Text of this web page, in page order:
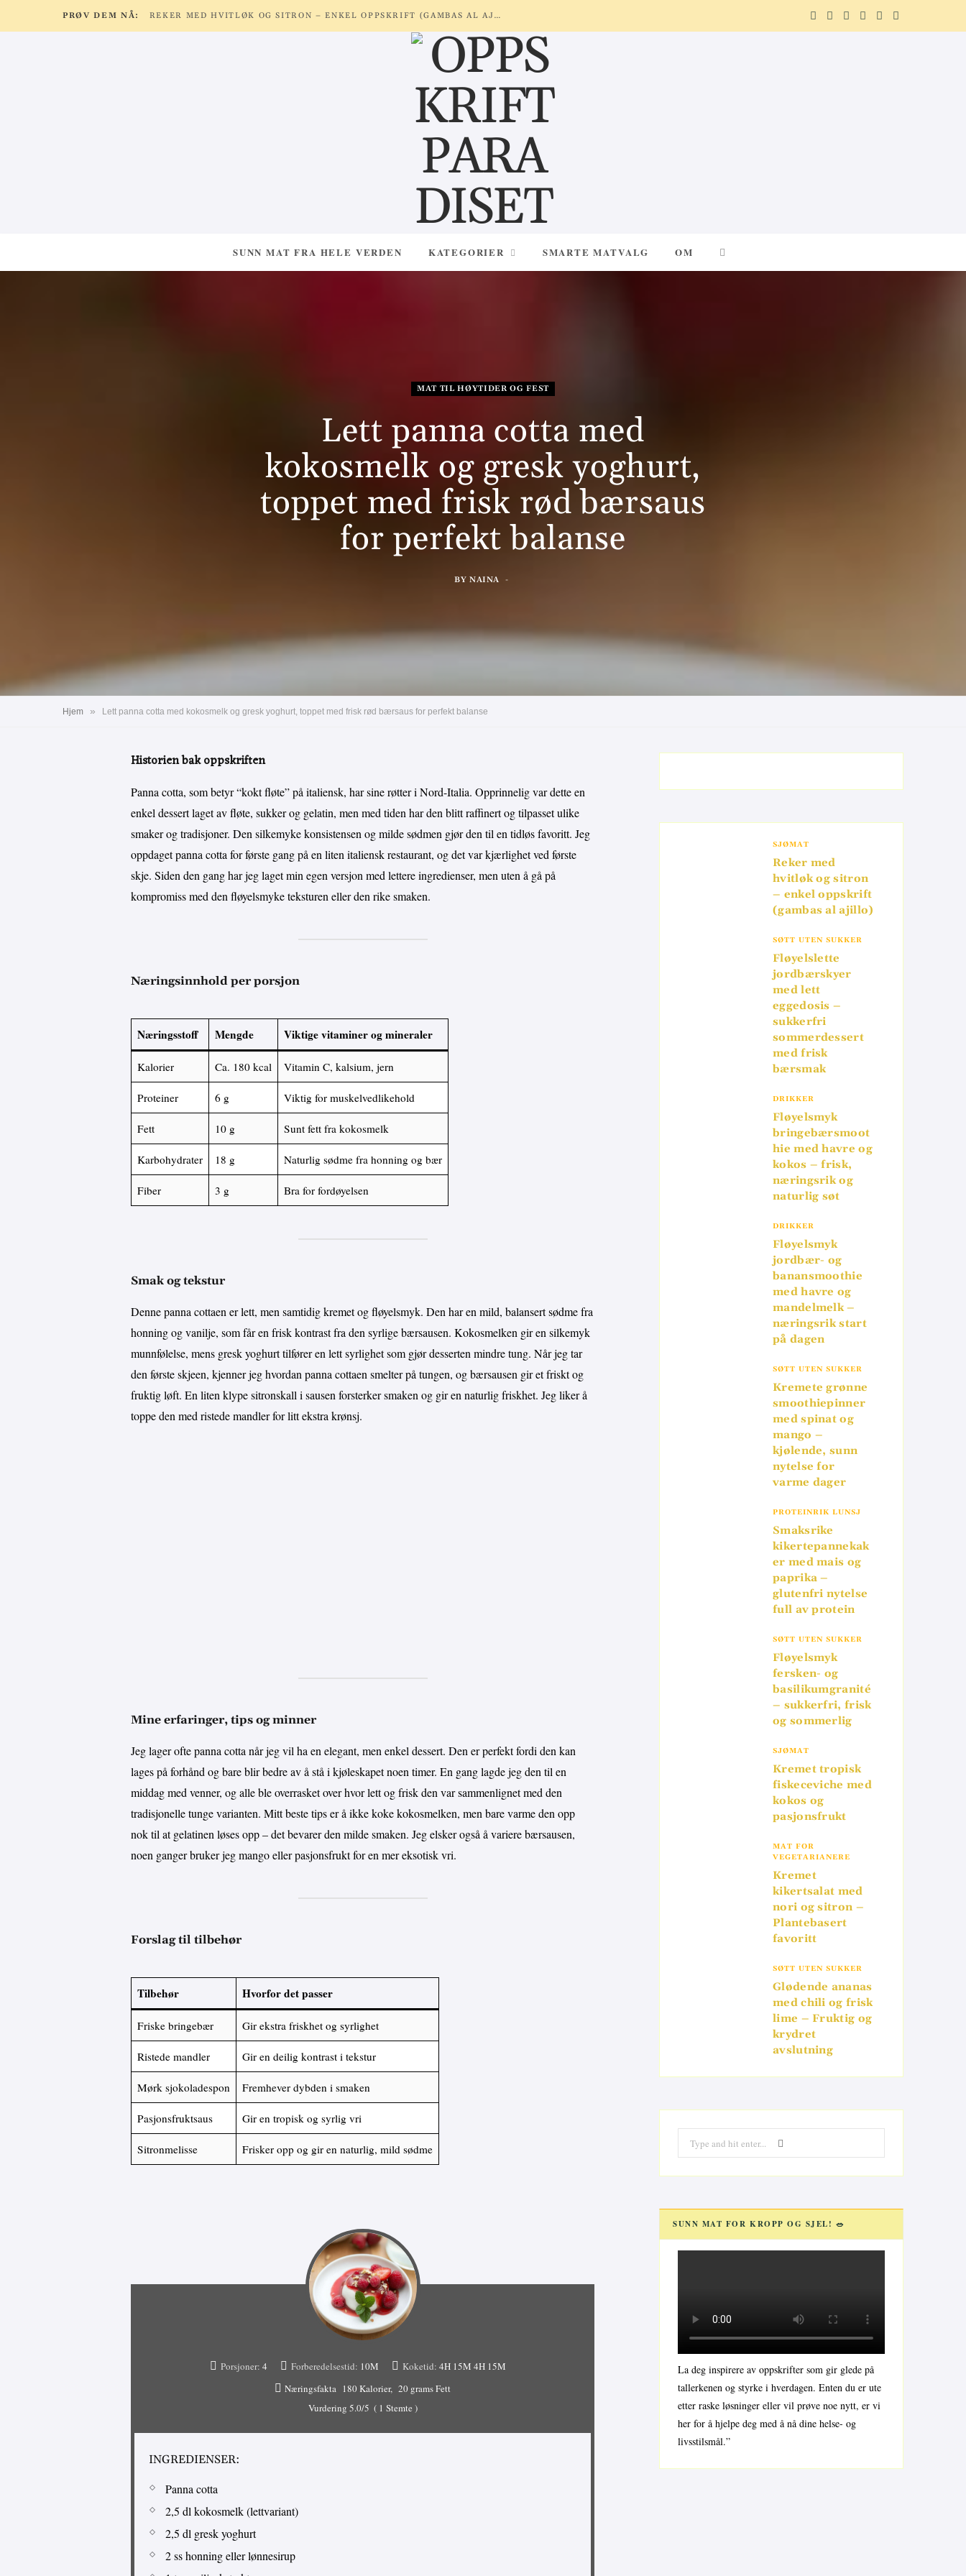
PRØV DEM NÅ: REKER MED HVITLØK OG SITRON – ENKEL OPPSKRIFT (GAMBAS AL AJILLO)
SUNN MAT FRA HELE VERDEN KATEGORIER SMARTE MATVALG OM
MAT TIL HØYTIDER OG FEST
Lett panna cotta med
kokosmelk og gresk yoghurt,
toppet med frisk rød bærsaus
for perfekt balanse
BY NAINA
Hjem » Lett panna cotta med kokosmelk og gresk yoghurt, toppet med frisk rød bærsaus for perfekt balanse
Historien bak oppskriften
Panna cotta, som betyr “kokt fløte” på italiensk, har sine røtter i Nord-Italia. Opprinnelig var dette en
enkel dessert laget av fløte, sukker og gelatin, men med tiden har den blitt raffinert og tilpasset ulike
smaker og tradisjoner. Den silkemyke konsistensen og milde sødmen gjør den til en tidløs favoritt. Jeg
oppdaget panna cotta for første gang på en liten italiensk restaurant, og det var kjærlighet ved første
skje. Siden den gang har jeg laget min egen versjon med lettere ingredienser, men uten å gå på
kompromiss med den fløyelsmyke teksturen eller den rike smaken.
Næringsinnhold per porsjon
Næringsstoff Mengde Viktige vitaminer og mineraler
Kalorier Ca. 180 kcal Vitamin C, kalsium, jern
Proteiner 6 g Viktig for muskelvedlikehold
Fett 10 g Sunt fett fra kokosmelk
Karbohydrater 18 g Naturlig sødme fra honning og bær
Fiber 3 g Bra for fordøyelsen
Smak og tekstur
Denne panna cottaen er lett, men samtidig kremet og fløyelsmyk. Den har en mild, balansert sødme fra
honning og vanilje, som får en frisk kontrast fra den syrlige bærsausen. Kokosmelken gir en silkemyk
munnfølelse, mens gresk yoghurt tilfører en lett syrlighet som gjør desserten mindre tung. Når jeg tar
den første skjeen, kjenner jeg hvordan panna cottaen smelter på tungen, og bærsausen gir et friskt og
fruktig løft. En liten klype sitronskall i sausen forsterker smaken og gir en naturlig friskhet. Jeg liker å
toppe den med ristede mandler for litt ekstra krønsj.
Mine erfaringer, tips og minner
Jeg lager ofte panna cotta når jeg vil ha en elegant, men enkel dessert. Den er perfekt fordi den kan
lages på forhånd og bare blir bedre av å stå i kjøleskapet noen timer. En gang lagde jeg den til en
middag med venner, og alle ble overrasket over hvor lett og frisk den var sammenlignet med den
tradisjonelle tunge varianten. Mitt beste tips er å ikke koke kokosmelken, men bare varme den opp
nok til at gelatinen løses opp – det bevarer den milde smaken. Jeg elsker også å variere bærsausen,
noen ganger bruker jeg mango eller pasjonsfrukt for en mer eksotisk vri.
Forslag til tilbehør
Tilbehør Hvorfor det passer
Friske bringebær Gir ekstra friskhet og syrlighet
Ristede mandler Gir en deilig kontrast i tekstur
Mørk sjokoladespon Fremhever dybden i smaken
Pasjonsfruktsaus Gir en tropisk og syrlig vri
Sitronmelisse Frisker opp og gir en naturlig, mild sødme
Porsjoner: 4 Forberedelsestid: 10M Koketid: 4H 15M 4H 15M
Næringsfakta 180 Kalorier
20 grams Fett
Vurdering 5.0/5 ( 1 Stemte )
INGREDIENSER:
Panna cotta
2,5 dl kokosmelk (lettvariant)
2,5 dl gresk yoghurt
2 ss honning eller lønnesirup
SJØMAT
Reker med
hvitløk og sitron
– enkel oppskrift
(gambas al ajillo)
SØTT UTEN SUKKER
Fløyelslette
jordbærskyer
med lett
eggedosis –
sukkerfri
sommerdessert
med frisk
bærsmak
DRIKKER
Fløyelsmyk
bringebærsmoot
hie med havre og
kokos – frisk,
næringsrik og
naturlig søt
DRIKKER
Fløyelsmyk
jordbær- og
banansmoothie
med havre og
mandelmelk –
næringsrik start
på dagen
SØTT UTEN SUKKER
Kremete grønne
smoothiepinner
med spinat og
mango –
kjølende, sunn
nytelse for
varme dager
PROTEINRIK LUNSJ
Smaksrike
kikertepannekak
er med mais og
paprika –
glutenfri nytelse
full av protein
SØTT UTEN SUKKER
Fløyelsmyk
fersken- og
basilikumgranité
– sukkerfri, frisk
og sommerlig
SJØMAT
Kremet tropisk
fiskeceviche med
kokos og
pasjonsfrukt
MAT FOR
VEGETARIANERE
Kremet
kikertsalat med
nori og sitron –
Plantebasert
favoritt
SØTT UTEN SUKKER
Glødende ananas
med chili og frisk
lime – Fruktig og
krydret
avslutning
for:
SUNN MAT FOR KROPP OG SJEL! 🥗
La deg inspirere av oppskrifter som gir glede på
tallerkenen og styrke i hverdagen. Enten du er ute
etter raske løsninger eller vil prøve noe nytt, er vi
her for å hjelpe deg med å nå dine helse- og
livsstilsmål.”